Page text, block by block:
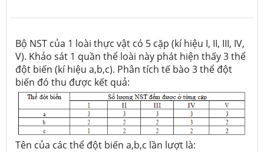
Bộ NST của 1 loài thực vật có 5 cặp (kí hiệu I, II, III, IV,
V). Khảo sát 1 quần thể loài này phát hiện thấy 3 thể
đột biến (kí hiệu a,b,c). Phân tích tế bào 3 thể đột
biến đó thu được kết quả:
Tên của các thể đột biến a,b,c lần lượt là: